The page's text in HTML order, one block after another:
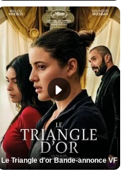
Le Triangle d'or Bande-annonce VF